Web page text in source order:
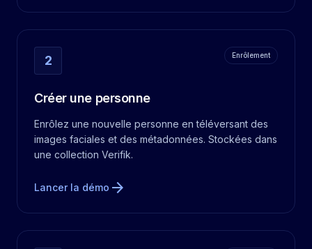
2 Enrôlement
Créer une personne
Enrôlez une nouvelle personne en téléversant des
images faciales et des métadonnées. Stockées dans
une collection Verifik.
Lancer la démo arrow_forward